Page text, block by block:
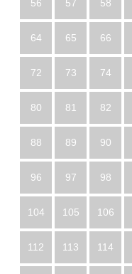
56 57 58
64 65 66
72 73 74
80 81 82
88 89 90
96 97 98
104 105 106
112 113 114